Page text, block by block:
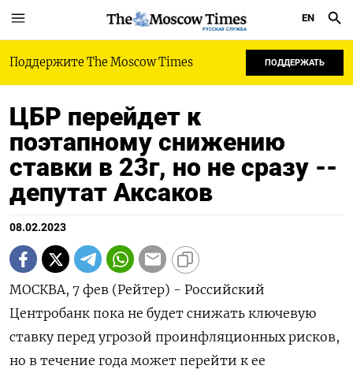
РУССКАЯ СЛУЖБА
EN
Поддержите The Moscow Times ПОДДЕРЖАТЬ
ЦБР перейдет к
поэтапному снижению
ставки в 23г, но не сразу --
депутат Аксаков
08.02.2023
МОСКВА, 7 фев (Рейтер) - Российский
Центробанк пока не будет снижать ключевую
ставку перед угрозой проинфляционных рисков,
но в течение года может перейти к ее